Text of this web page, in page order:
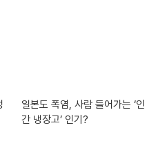
일본도 폭염, 사람 들어가는 ‘인
간 냉장고’ 인기?